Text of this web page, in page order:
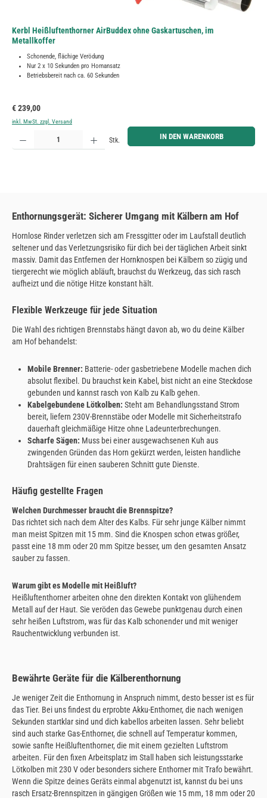
Kerbl Heißluftenthorner AirBuddex ohne Gaskartuschen, im
Metallkoffer
Schonende, flächige Verödung
Nur 2 x 10 Sekunden pro Hornansatz
Betriebsbereit nach ca. 60 Sekunden
Regulärer Preis:
€ 239,00
inkl. MwSt. zzgl. Versand
Produkt Anzahl: Gib den gewünschten Wert ein oder benutze die Schaltflächen um die Anzahl zu
Stk. IN DEN WARENKORB
Enthornungsgerät: Sicherer Umgang mit Kälbern am Hof
Hornlose Rinder verletzen sich am Fressgitter oder im Laufstall deutlich
seltener und das Verletzungsrisiko für dich bei der täglichen Arbeit sinkt
massiv. Damit das Entfernen der Hornknospen bei Kälbern so zügig und
tiergerecht wie möglich abläuft, brauchst du Werkzeug, das sich rasch
aufheizt und die nötige Hitze konstant hält.
Flexible Werkzeuge für jede Situation
Die Wahl des richtigen Brennstabs hängt davon ab, wo du deine Kälber
am Hof behandelst:
Mobile Brenner: Batterie- oder gasbetriebene Modelle machen dich
absolut flexibel. Du brauchst kein Kabel, bist nicht an eine Steckdose
gebunden und kannst rasch von Kalb zu Kalb gehen.
Kabelgebundene Lötkolben: Steht am Behandlungsstand Strom
bereit, liefern 230V-Brennstäbe oder Modelle mit Sicherheitstrafo
dauerhaft gleichmäßige Hitze ohne Ladeunterbrechungen.
Scharfe Sägen: Muss bei einer ausgewachsenen Kuh aus
zwingenden Gründen das Horn gekürzt werden, leisten handliche
Drahtsägen für einen sauberen Schnitt gute Dienste.
Häufig gestellte Fragen
Welchen Durchmesser braucht die Brennspitze?
Das richtet sich nach dem Alter des Kalbs. Für sehr junge Kälber nimmt
man meist Spitzen mit 15 mm. Sind die Knospen schon etwas größer,
passt eine 18 mm oder 20 mm Spitze besser, um den gesamten Ansatz
sauber zu fassen.
Warum gibt es Modelle mit Heißluft?
Heißluftenthorner arbeiten ohne den direkten Kontakt von glühendem
Metall auf der Haut. Sie veröden das Gewebe punktgenau durch einen
sehr heißen Luftstrom, was für das Kalb schonender und mit weniger
Rauchentwicklung verbunden ist.
Bewährte Geräte für die Kälberenthornung
Je weniger Zeit die Enthornung in Anspruch nimmt, desto besser ist es für
das Tier. Bei uns findest du erprobte Akku-Enthorner, die nach wenigen
Sekunden startklar sind und dich kabellos arbeiten lassen. Sehr beliebt
sind auch starke Gas-Enthorner, die schnell auf Temperatur kommen,
sowie sanfte Heißluftenthorner, die mit einem gezielten Luftstrom
arbeiten. Für den fixen Arbeitsplatz im Stall haben sich leistungsstarke
Lötkolben mit 230 V oder besonders sichere Enthorner mit Trafo bewährt.
Wenn die Spitze deines Geräts einmal abgenutzt ist, kannst du bei uns
rasch Ersatz-Brennspitzen in gängigen Größen wie 15 mm, 18 mm oder 20